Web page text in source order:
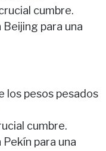
cumbre.
Beijing para una
los pesos pesados
cumbre.
Pekín para una